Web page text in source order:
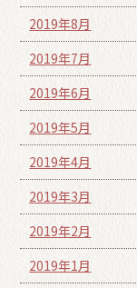
2019年8月
2019年7月
2019年6月
2019年5月
2019年4月
2019年3月
2019年2月
2019年1月